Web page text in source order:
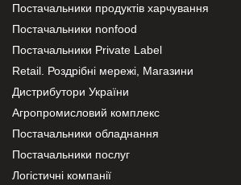
Постачальники продуктів харчування
Постачальники nonfood
Постачальники Private Label
Retail. Роздрібні мережі, Магазини
Дистрибутори України
Агропромисловий комплекс
Постачальники обладнання
Постачальники послуг
Логістичні компанії